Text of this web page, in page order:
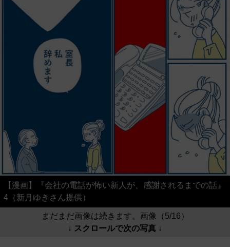
【漫画】『会社の電話が怖い新人が、感謝されるまでの話』
4（新月ゆきさん提供）
まだまだ画像は続きます。画像（5/16）
↓ スクロールで次の写真 ↓